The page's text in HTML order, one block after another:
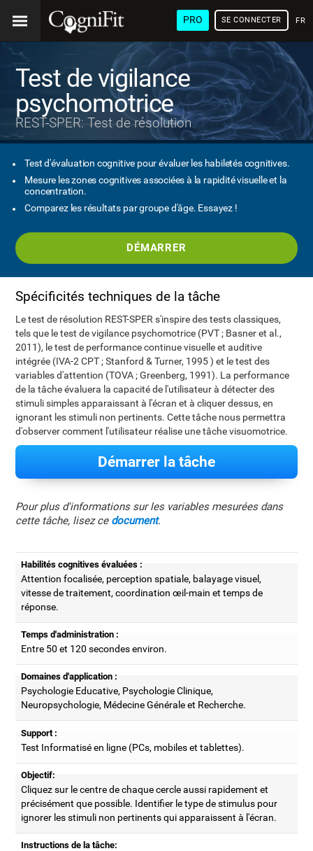
PRO SE CONNECTER
Test de vigilance
psychomotrice
REST-SPER: Test de résolution
Test d'évaluation cognitive pour évaluer les habiletés cognitives.
Mesure les zones cognitives associées à la rapidité visuelle et la
concentration.
Comparez les résultats par groupe d'âge. Essayez !
DÉMARRER
Spécificités techniques de la tâche
Le test de résolution REST-SPER s'inspire des tests classiques,
tels que le test de vigilance psychomotrice (PVT ; Basner et al.,
2011), le test de performance continue visuelle et auditive
intégrée (IVA-2 CPT ; Stanford & Turner, 1995 ) et le test des
variables d'attention (TOVA ; Greenberg, 1991). La performance
de la tâche évaluera la capacité de l'utilisateur à détecter des
stimuli simples apparaissant à l'écran et à cliquer dessus, en
ignorant les stimuli non pertinents. Cette tâche nous permettra
d'observer comment l'utilisateur réalise une tâche visuomotrice.
Démarrer la tâche
Pour plus d'informations sur les variables mesurées dans
cette tâche, lisez ce document.
Habilités cognitives évaluées :
Attention focalisée, perception spatiale, balayage visuel,
vitesse de traitement, coordination œil-main et temps de
réponse.
Temps d'administration :
Entre 50 et 120 secondes environ.
Domaines d'application :
Psychologie Educative, Psychologie Clinique,
Neuropsychologie, Médecine Générale et Recherche.
Support :
Test Informatisé en ligne (PCs, mobiles et tablettes).
Objectif:
Cliquez sur le centre de chaque cercle aussi rapidement et
précisément que possible. Identifier le type de stimulus pour
ignorer les stimuli non pertinents qui apparaissent à l'écran.
Instructions de la tâche: